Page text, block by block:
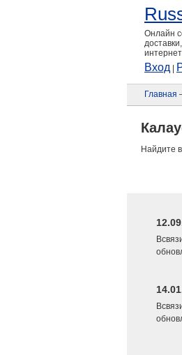
Онлайн
Вход
Главная
Найдите